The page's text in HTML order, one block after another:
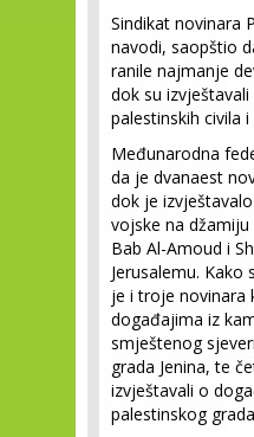
Sindikat novinara
navodi, saopštio
ranile najmanje
dok su
palestinskih civila
Međunarodna
da je dvanaest
dok je
vojske na džamiju
Bab Al-Amoud i
Jerusalemu. Kako
je i troje novinara
događajima iz
smještenog
grada Jenina, te
izvještavali o
palestinskog